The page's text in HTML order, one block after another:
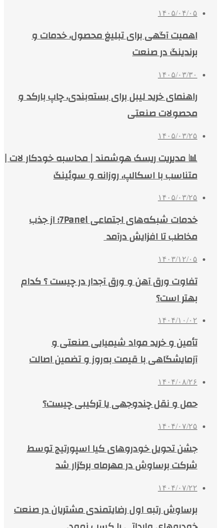
۱۴۰۵/۰۴/۰۵
اهمیت آگهی برای تبلیغ محصول، خدمات و
برندینگ در صنعت
۱۴۰۵/۰۳/۳۰
راهنمای خرید لیبل برای بسته‌بندی، چاپ بارکد و
محصولات صنعتی
۱۴۰۵/۰۳/۲۵
📊 مدیریت ریسک هوشمند | محاسبه خودکار لات |
متناسب با اسکالپ، روزانه و سوئینگ
۱۴۰۵/۰۳/۲۵
خدمات شبکه‌های اجتماعی 7Panel؛ از جذب
مخاطب تا افزایش درآمد
۱۴۰۳/۱۲/۰۵
تفاوت ورق آهن و ورق آجدار در چیست ؟ کدام
بهتر است؟
۱۴۰۴/۱۰/۰۲
تأمین و خرید مواد شیمیایی صنعتی و
آزمایشگاهی با قیمت به‌روز و تضمین اصالت
۱۴۰۴/۰۸/۲۶
حمل و نقل چندوجهی یا ترکیبی چیست؟
۱۴۰۴/۰۷/۲۵
جشن تحویل خودروهای کیا اسپورتیج توسط
شرکت برساوش در مهرماه برگزار شد
۱۴۰۴/۰۷/۲۲
برساوش رتبه اول رضایتمندی مشتریان در صنعت